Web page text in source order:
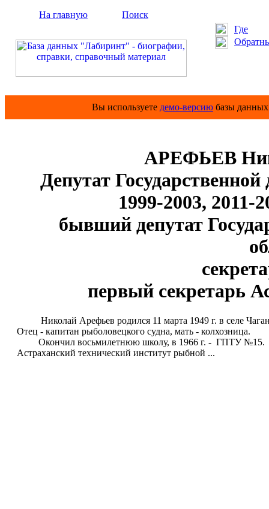
На главную
Поиск
Где
Вы используете демо-версию базы
АРЕФЬЕВ
Депутат
1999-2003, 2011-
бывший депутат
первый секретарь
Николай Арефьев родился 11 марта 1949 г. в селе Чаган
Отец - капитан рыболовецкого судна, мать - колхозница.
Окончил восьмилетнюю школу, в 1966 г. - ГПТУ №15. В
Астраханский технический институт рыбной ...